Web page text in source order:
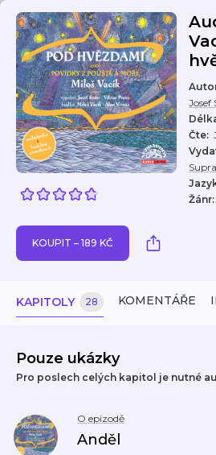
Josef
Čte:
Žánr:
KOUPIT – 189 KČ
KAPITOLY 28 KOMENTÁŘE
Pouze ukázky
Pro poslech celých kapitol je nutné
O epizodě
Anděl